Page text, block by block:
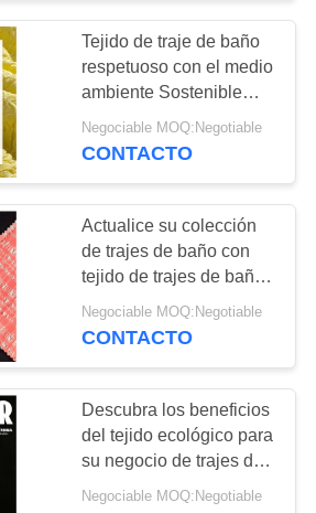
punto del
170
desgaste de
164
Tejido de traje de baño
respetuoso con el medio
ambiente Sostenible
Durable para materiales
de traje de baño
Negociable MOQ:Negotiable
CONTACTO
Actualice su colección
de trajes de baño con
tejido de trajes de baño
ecológicos
Negociable MOQ:Negotiable
CONTACTO
Descubra los beneficios
del tejido ecológico para
su negocio de trajes de
baño
Negociable MOQ:Negotiable